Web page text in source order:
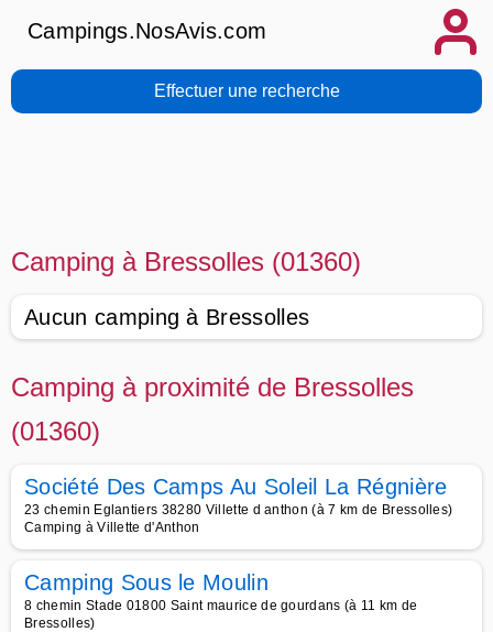
Campings.NosAvis.com
Effectuer une recherche
Camping à Bressolles (01360)
Aucun camping à Bressolles
Camping à proximité de Bressolles
(01360)
Société Des Camps Au Soleil La Régnière
23 chemin Eglantiers 38280 Villette d anthon (à 7 km de Bressolles)
Camping à Villette d'Anthon
Camping Sous le Moulin
8 chemin Stade 01800 Saint maurice de gourdans (à 11 km de
Bressolles)